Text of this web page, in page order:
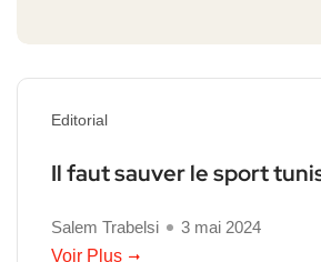
Editorial
Il faut sauver le sport
Salem Trabelsi
3 mai 2024
Voir Plus